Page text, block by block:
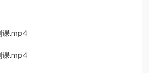
课.mp4
课.mp4